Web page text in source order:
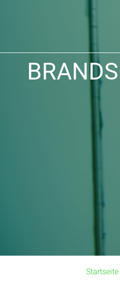
Startseite